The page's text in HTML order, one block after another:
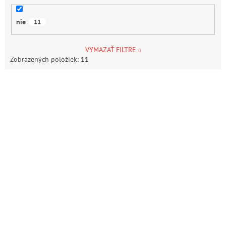
nie 11
VYMAZAŤ FILTRE
Zobrazených položiek: 11